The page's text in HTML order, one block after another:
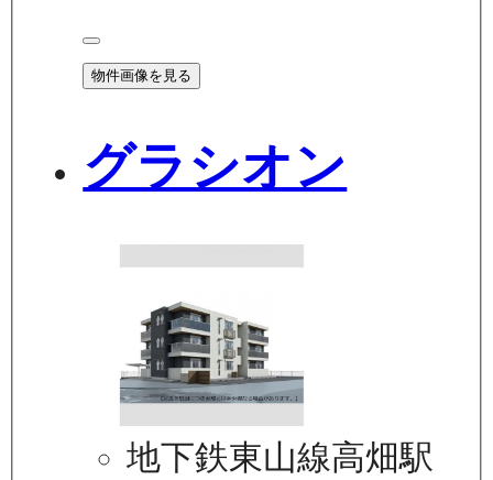
物件画像を見る
グラシオン
地下鉄東山線高畑駅